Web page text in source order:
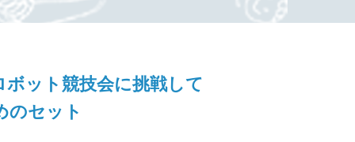
ット競技会に挑戦して
のセット